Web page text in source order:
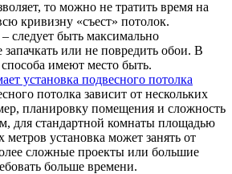
то можно не тратить время на
кривизну «съест» потолок.
следует быть максимально
или не повредить обои. В
имеют место быть.
установка подвесного потолка
потолка зависит от нескольких
планировку помещения и сложность
для стандартной комнаты площадью
метров установка может занять от
сложные проекты или большие
больше времени.